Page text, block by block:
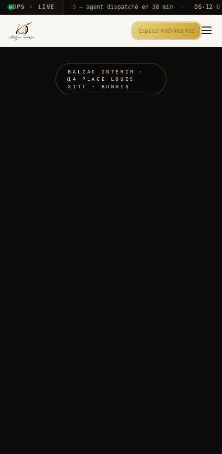
OPS · LIVE
T2E · B71 Push A320 — agent dispatché en 38 min · 06·12 UTC
Espace intérimaires
BALZAC INTÉRIM
·
14 PLACE LOUIS
XIII · RUNGIS